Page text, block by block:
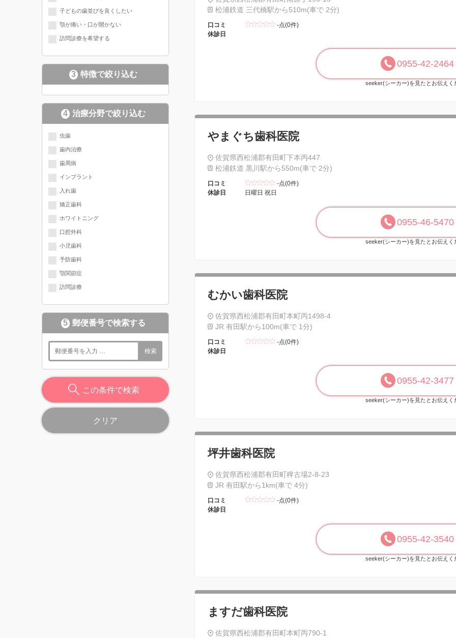
子どもの歯並びを良くしたい
顎が痛い・口が開かない
訪問診療を希望する
3 特徴で絞り込む
4 治療分野で絞り込む
現在選択されている分野にチェッ
クが入っています
虫歯
歯内治療
歯周病
インプラント
入れ歯
矯正歯科
ホワイトニング
口腔外科
小児歯科
予防歯科
顎関節症
訪問診療
5 郵便番号で検索する
検索
この条件で検索
クリア
松浦鉄道 三代橋駅から510m(車で 2分)
口コミ
-点(0件)
休診日
0955-42-2464
seeker(シーカー)を見たとお伝えく
やまぐち歯科医院
佐賀県西松浦郡有田町下本丙447
松浦鉄道 黒川駅から550m(車で 2分)
口コミ
-点(0件)
休診日
日曜日 祝日
0955-46-5470
seeker(シーカー)を見たとお伝えく
むかい歯科医院
佐賀県西松浦郡有田町本町丙1498-4
JR 有田駅から100m(車で 1分)
口コミ
-点(0件)
休診日
0955-42-3477
seeker(シーカー)を見たとお伝えく
坪井歯科医院
佐賀県西松浦郡有田町稗古場2-8-23
JR 有田駅から1km(車で 4分)
口コミ
-点(0件)
休診日
0955-42-3540
seeker(シーカー)を見たとお伝えく
ますだ歯科医院
佐賀県西松浦郡有田町本町丙790-1